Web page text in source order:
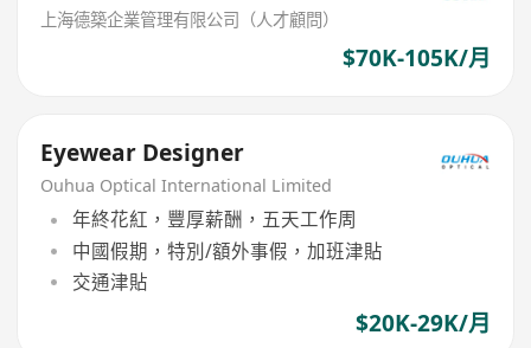
上海德築企業管理有限公司（人才顧問）
$70K-105K/月
Eyewear Designer
Ouhua Optical International Limited
年終花紅，豐厚薪酬，五天工作周
中國假期，特別/額外事假，加班津貼
交通津貼
$20K-29K/月